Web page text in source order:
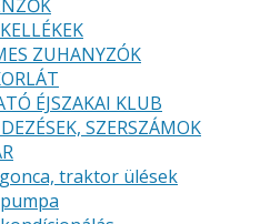
ZUHANYZÓK
ÉJSZAKAI KLUB
SZERSZÁMOK
traktor ülések